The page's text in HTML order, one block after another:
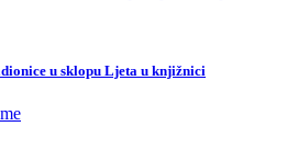
u sklopu Ljeta u knjižnici